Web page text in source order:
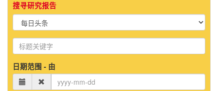
搜寻研究报告
日期范围 - 由